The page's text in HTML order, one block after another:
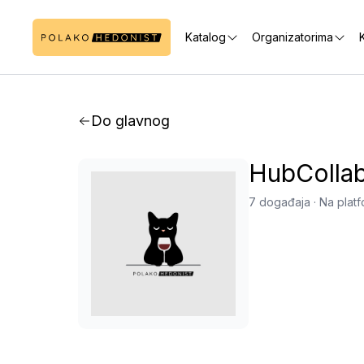
Katalog Organizatorima
Do glavnog
7 događaja · Na